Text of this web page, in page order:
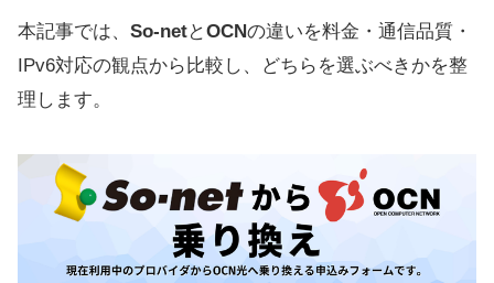
本記事では、 So-netとOCNの違いを料金・通信品質・
IPv6対応の観点から比較し、どちらを選ぶべきかを整
理します。